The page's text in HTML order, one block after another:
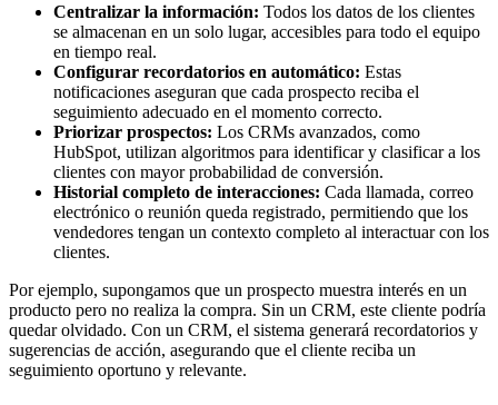
Centralizar la información: Todos los datos de los clientes
se almacenan en un solo lugar, accesibles para todo el equipo
en tiempo real.
Configurar recordatorios en automático: Estas
notificaciones aseguran que cada prospecto reciba el
seguimiento adecuado en el momento correcto.
Priorizar prospectos: Los CRMs avanzados, como
HubSpot, utilizan algoritmos para identificar y clasificar a los
clientes con mayor probabilidad de conversión.
Historial completo de interacciones: Cada llamada, correo
electrónico o reunión queda registrado, permitiendo que los
vendedores tengan un contexto completo al interactuar con los
clientes.
Por ejemplo, supongamos que un prospecto muestra interés en un
producto pero no realiza la compra. Sin un CRM, este cliente podría
quedar olvidado. Con un CRM, el sistema generará recordatorios y
sugerencias de acción, asegurando que el cliente reciba un
seguimiento oportuno y relevante.